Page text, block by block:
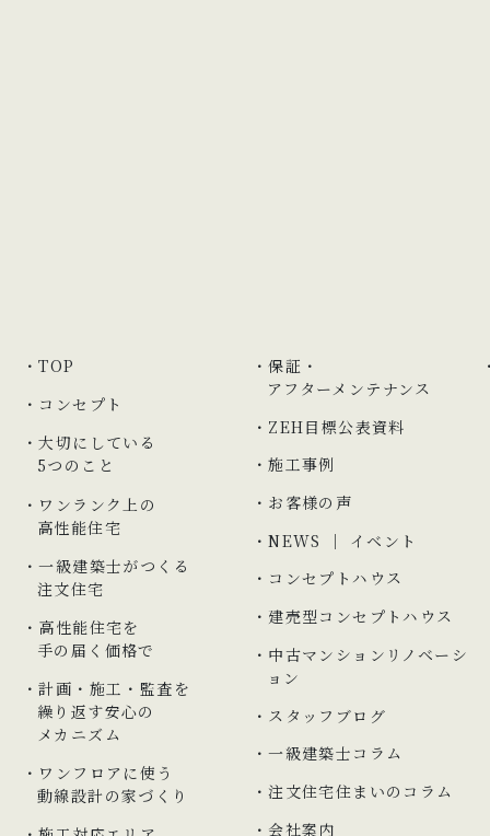
TOP
コンセプト
大切にしている
5つのこと
ワンランク上の
高性能住宅
一級建築士がつくる
注文住宅
高性能住宅を
手の届く価格で
計画・施工・監査を
繰り返す安心の
メカニズム
ワンフロアに使う
動線設計の家づくり
保証・
アフターメンテナンス
ZEH目標公表資料
施工事例
お客様の声
NEWS ｜ イベント
コンセプトハウス
建売型コンセプトハウス
中古マンションリノベーシ
ョン
スタッフブログ
一級建築士コラム
注文住宅住まいのコラム
会社案内